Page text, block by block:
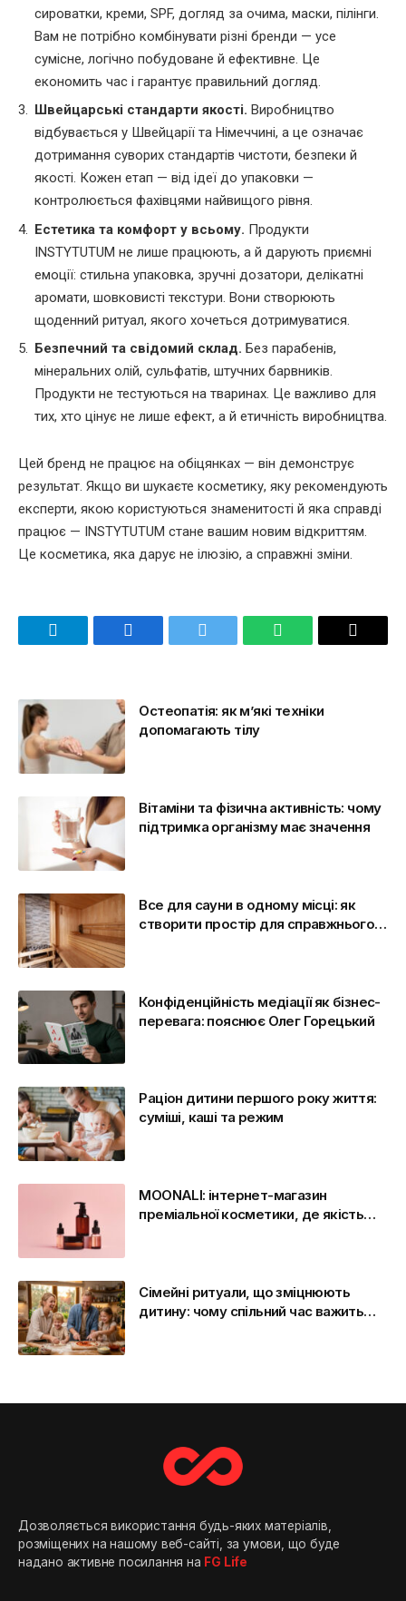
сироватки, креми, SPF, догляд за очима, маски, пілінги.
Вам не потрібно комбінувати різні бренди — усе
сумісне, логічно побудоване й ефективне. Це
економить час і гарантує правильний догляд.
Швейцарські стандарти якості. Виробництво
відбувається у Швейцарії та Німеччині, а це означає
дотримання суворих стандартів чистоти, безпеки й
якості. Кожен етап — від ідеї до упаковки —
контролюється фахівцями найвищого рівня.
Естетика та комфорт у всьому. Продукти
INSTYTUTUM не лише працюють, а й дарують приємні
емоції: стильна упаковка, зручні дозатори, делікатні
аромати, шовковисті текстури. Вони створюють
щоденний ритуал, якого хочеться дотримуватися.
Безпечний та свідомий склад. Без парабенів,
мінеральних олій, сульфатів, штучних барвників.
Продукти не тестуються на тваринах. Це важливо для
тих, хто цінує не лише ефект, а й етичність виробництва.
Цей бренд не працює на обіцянках — він демонструє
результат. Якщо ви шукаєте косметику, яку рекомендують
експерти, якою користуються знаменитості й яка справді
працює — INSTYTUTUM стане вашим новим відкриттям.
Це косметика, яка дарує не ілюзію, а справжні зміни.
Telegram Facebook Twitter WhatsApp Email
Остеопатія: як м’які техніки
допомагають тілу
Вітаміни та фізична активність: чому
підтримка організму має значення
Все для сауни в одному місці: як
створити простір для справжнього
Конфіденційність медіації як бізнес-
перевага: пояснює Олег Горецький
Раціон дитини першого року життя:
суміші, каші та режим
MOONALI: інтернет-магазин
преміальної косметики, де якість
Сімейні ритуали, що зміцнюють
дитину: чому спільний час важить
Дозволяється використання будь-яких матеріалів,
розміщених на нашому веб-сайті, за умови, що буде
надано активне посилання на FG Life